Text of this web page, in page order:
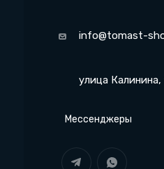
info@tomast-
улица Калинина,
Мессенджеры